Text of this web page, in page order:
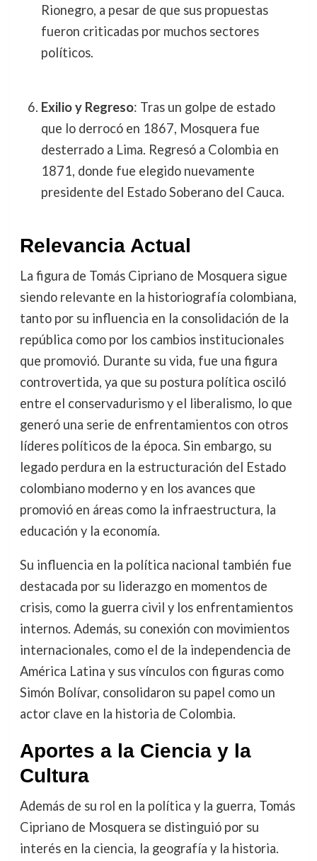
Rionegro, a pesar de que sus propuestas
fueron criticadas por muchos sectores
políticos.
Exilio y Regreso: Tras un golpe de estado
que lo derrocó en 1867, Mosquera fue
desterrado a Lima. Regresó a Colombia en
1871, donde fue elegido nuevamente
presidente del Estado Soberano del Cauca.
Relevancia Actual
La figura de Tomás Cipriano de Mosquera sigue
siendo relevante en la historiografía colombiana,
tanto por su influencia en la consolidación de la
república como por los cambios institucionales
que promovió. Durante su vida, fue una figura
controvertida, ya que su postura política osciló
entre el conservadurismo y el liberalismo, lo que
generó una serie de enfrentamientos con otros
líderes políticos de la época. Sin embargo, su
legado perdura en la estructuración del Estado
colombiano moderno y en los avances que
promovió en áreas como la infraestructura, la
educación y la economía.
Su influencia en la política nacional también fue
destacada por su liderazgo en momentos de
crisis, como la guerra civil y los enfrentamientos
internos. Además, su conexión con movimientos
internacionales, como el de la independencia de
América Latina y sus vínculos con figuras como
Simón Bolívar, consolidaron su papel como un
actor clave en la historia de Colombia.
Aportes a la Ciencia y la
Cultura
Además de su rol en la política y la guerra, Tomás
Cipriano de Mosquera se distinguió por su
interés en la ciencia, la geografía y la historia.